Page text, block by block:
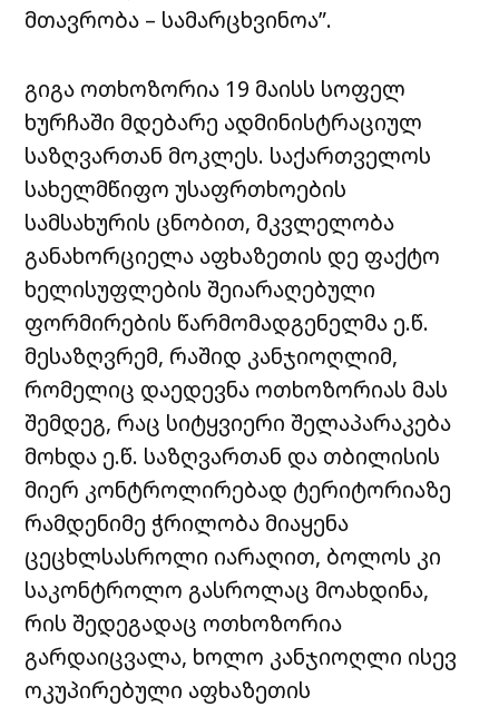
მთავრობა – სამარცხვინოა”.
გიგა ოთხოზორია 19 მაისს სოფელ
ხურჩაში მდებარე ადმინისტრაციულ
საზღვართან მოკლეს. საქართველოს
სახელმწიფო უსაფრთხოების
სამსახურის ცნობით, მკვლელობა
განახორციელა აფხაზეთის დე ფაქტო
ხელისუფლების შეიარაღებული
ფორმირების წარმომადგენელმა ე.წ.
მესაზღვრემ, რაშიდ კანჯიოღლიმ,
რომელიც დაედევნა ოთხოზორიას მას
შემდეგ, რაც სიტყვიერი შელაპარაკება
მოხდა ე.წ. საზღვართან და თბილისის
მიერ კონტროლირებად ტერიტორიაზე
რამდენიმე ჭრილობა მიაყენა
ცეცხლსასროლი იარაღით, ბოლოს კი
საკონტროლო გასროლაც მოახდინა,
რის შედეგადაც ოთხოზორია
გარდაიცვალა, ხოლო კანჯიოღლი ისევ
ოკუპირებული აფხაზეთის